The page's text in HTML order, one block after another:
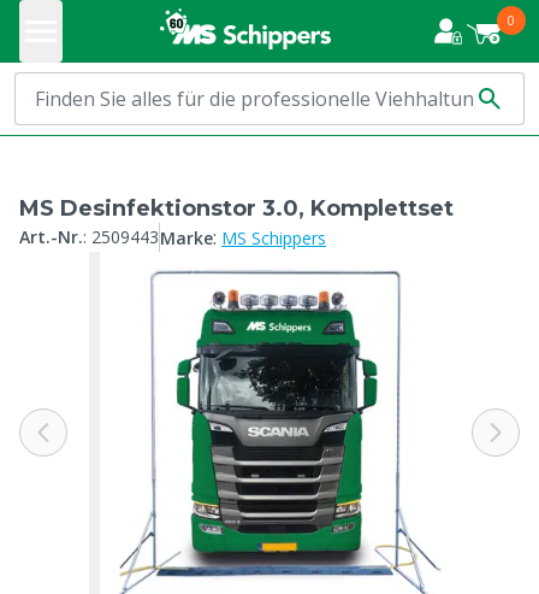
0
MS Desinfektionstor 3.0, Komplettset
Art.-Nr.: 2509443Marke: MS Schippers